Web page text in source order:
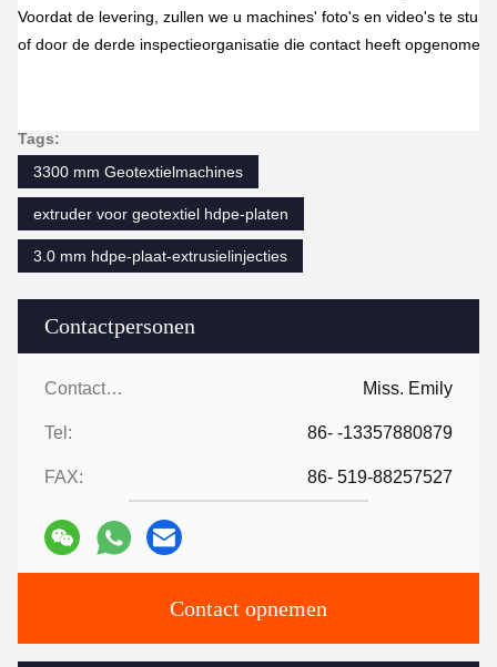
Contactpersonen
Contactpersonen: Miss. Emily
Tel: 86- -13357880879
FAX: 86- 519-88257527
Contact opnemen
Voordat de levering, zullen we u machines' foto's en video's te
of door de derde inspectieorganisatie die contact heeft opgenomen
Tags:
3300 mm Geotextielmachines
extruder voor geotextiel hdpe-platen
3.0 mm hdpe-plaat-extrusielinjecties